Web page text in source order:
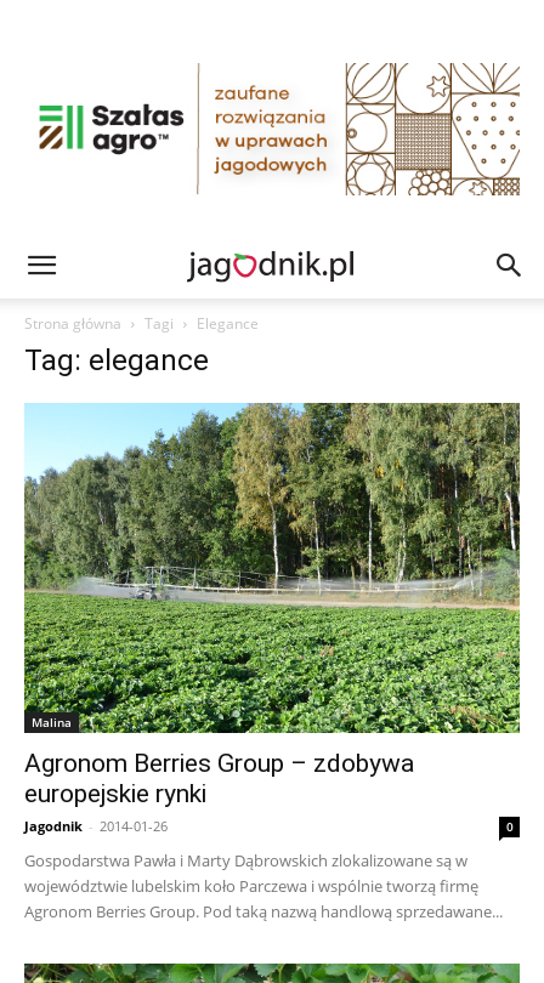
Strona główna Tagi Elegance
Tag: elegance
Malina
Agronom Berries Group – zdobywa
europejskie rynki
Jagodnik - 2014-01-26 0
Gospodarstwa Pawła i Marty Dąbrowskich zlokalizowane są w
województwie lubelskim koło Parczewa i wspólnie tworzą firmę
Agronom Berries Group. Pod taką nazwą handlową sprzedawane...